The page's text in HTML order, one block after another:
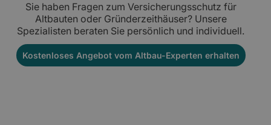
Sie haben Fragen zum Versicherungsschutz für
Altbauten oder Gründerzeithäuser? Unsere
Spezialisten beraten Sie persönlich und individuell.
Kostenloses Angebot vom Altbau-Experten erhalten